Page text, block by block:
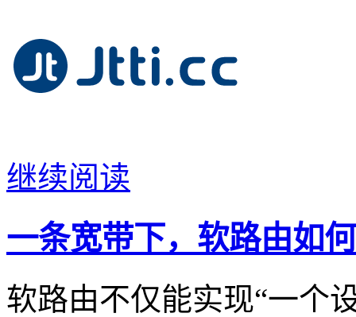
继续阅读
一条宽带下，软路由如
软路由不仅能实现“一个